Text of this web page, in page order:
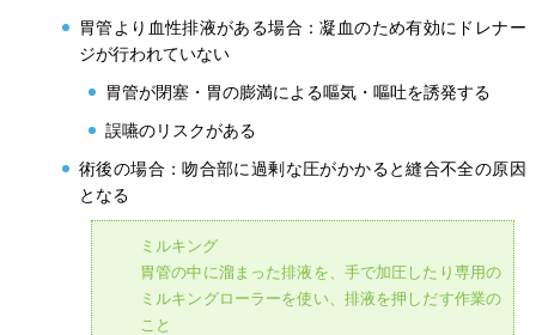
胃管より血性排液がある場合：凝血のため有効にドレナー
ジが行われていない
胃管が閉塞・胃の膨満による嘔気・嘔吐を誘発する
誤嚥のリスクがある
術後の場合：吻合部に過剰な圧がかかると縫合不全の原因
となる
ミルキング
胃管の中に溜まった排液を、手で加圧したり専用の
ミルキングローラーを使い、排液を押しだす作業の
こと